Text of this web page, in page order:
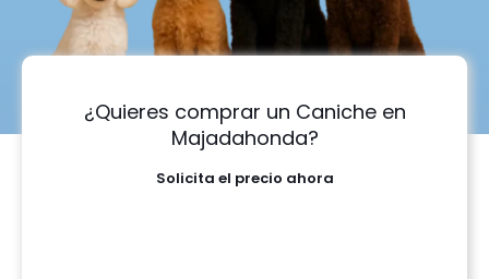
¿Quieres comprar un Caniche en
Majadahonda?
Solicita el precio ahora